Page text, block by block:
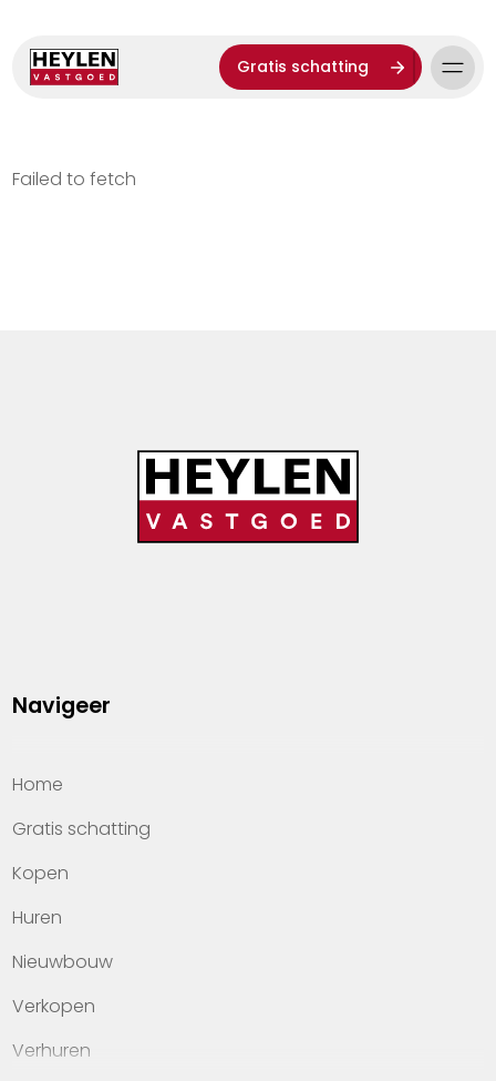
Gratis schatting
Failed to fetch
Navigeer
Home
Gratis schatting
Kopen
Huren
Nieuwbouw
Verkopen
Verhuren